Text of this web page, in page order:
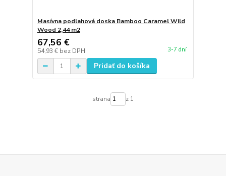
Masívna podlahová doska Bamboo Caramel Wild
Wood 2,44 m2
67,56 €
54,93 € bez DPH 3-7 dní
Pridať do košíka
strana z 1